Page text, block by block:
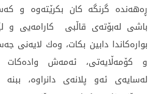
ڕەهەندە گرنگە كان بكرێتەوە و
باشی لەبۆتەی قاڵبی كارامەیی و
بوارەكاندا دابین بكات، وەك لایەنی
و كۆمەڵایەتی، ئەمەش وادەكات
لەسایەی ئەو پلانەی دانراوە،